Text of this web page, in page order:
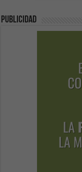
Publicidad